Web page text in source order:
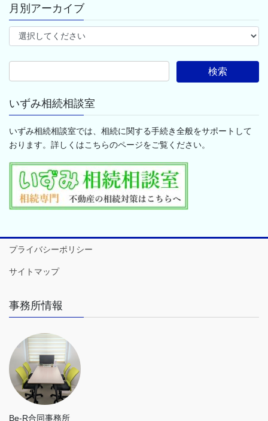
月別アーカイブ
索:
いずみ相続相談室
いずみ相続相談室では、相続に関する手続き全般をサポートして
おります。詳しくはこちらのページをご覧ください。
プライバシーポリシー
サイトマップ
事務所情報
Be-R合同事務所